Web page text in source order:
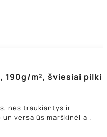
190g/m², šviesiai pilki
nesitraukiantys ir
marškinėliai.